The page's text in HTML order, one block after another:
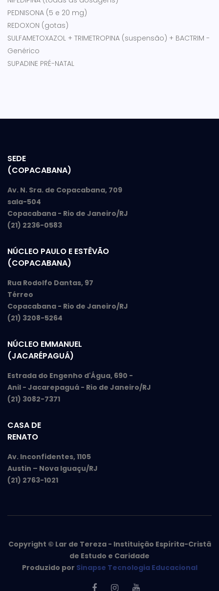
PEDNISONA (5 e 20 mg)
REDOXON (gotas)
SULFAMETOXAZOL + TRIMETROPINA (suspensão) + BACTRIM -
Genérico
SUPADINE PRÉ-NATAL
SEDE
(COPACABANA)
Av. N. Sra. de Copacabana, 709
sala-504
Copacabana - Rio de Janeiro/RJ
(21) 2236-0583
NÚCLEO PAULO E ESTÊVÃO
(COPACABANA)
Rua Rodolfo Dantas, 97
Térreo
Copacabana - Rio de Janeiro/RJ
(21) 3208-5264
NÚCLEO EMMANUEL
(JACARÉPAGUÁ)
Estrada do Engenho d'Água, 690 -
Anil - Jacarepaguá - Rio de Janeiro/RJ
(21) 3082-7371
CASA DE
RENATO
Av. Inconfidentes, 1105
Austin – Nova Iguaçu/RJ
(21) 2763-1021
Copyright © Lar de Tereza - Instituição Espírita-Cristã
de Estudo e Caridade
Produzido por Sinapse Tecnologia Educacional